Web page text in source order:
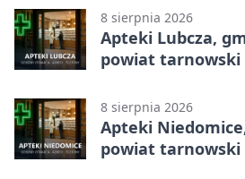
8 sierpnia 2026
Apteki Lubcza,
powiat tarnowski
8 sierpnia 2026
Apteki
powiat tarnowski